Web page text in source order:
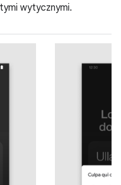
wytycznymi.